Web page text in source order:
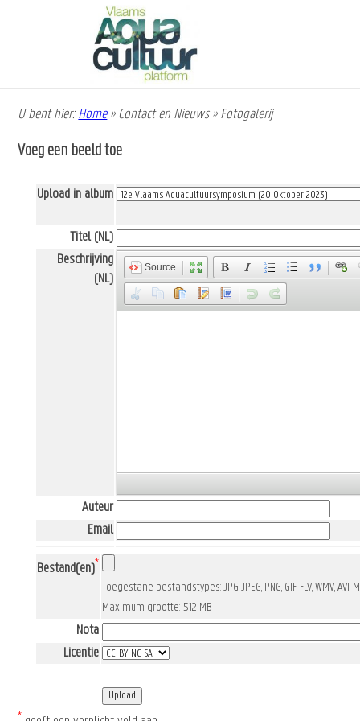
gaan
U bent hier: Home » Contact en Nieuws » Fotogalerij
Voeg een beeld toe
Upload in album
Titel (NL)
Beschrijving
(NL)
Source
Auteur
Email
Bestand(en)*
Toegestane bestandstypes: JPG, JPEG, PNG, GIF, FLV, WMV, AVI,
Maximum grootte: 512 MB
Nota
Licentie
*